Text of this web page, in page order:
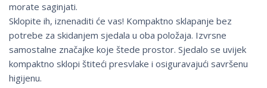
morate saginjati.
Sklopite ih, iznenaditi će vas! Kompaktno sklapanje bez
potrebe za skidanjem sjedala u oba položaja. Izvrsne
samostalne značajke koje štede prostor. Sjedalo se uvijek
kompaktno sklopi štiteći presvlake i osiguravajući savršenu
higijenu.